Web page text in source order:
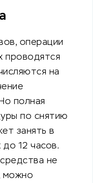
операции
проводятся
на
полная
по снятию
занять в
до 12 часов.
не
можно